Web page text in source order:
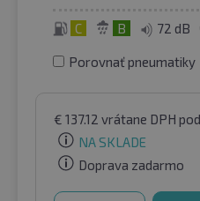
C B 72 dB
Porovnať pneumatiky
€ 137.12 vrátane DPH
NA SKLADE
Doprava zadarmo